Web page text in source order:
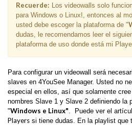
Recuerde: Los videowalls solo
para Windows o Linux!, entonces al
usted debe escoger la plataforma de "
dudas, le recomendamos leer el
plataforma de uso donde está mi
Para configurar un videowall será
slaves en 4YouSee Manager. Usted no
especial en ellos, así que solamente
nombres Slave 1 y Slave 2 definiendo la
"Windows e Linux" . Puede ver el
Players si tiene dudas. En la playlist que